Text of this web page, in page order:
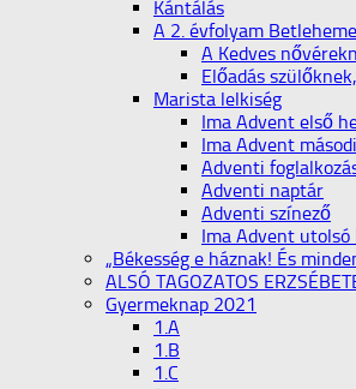
Kántálás
A 2. évfolyam
A Kedves
Előadás
Marista lelkiség
Ima Advent első
Ima Advent
Adventi
Adventi naptár
Adventi színező
Ima Advent utolsó
„Békesség e háznak! És
ALSÓ TAGOZATOS
Gyermeknap 2021
1.A
1.B
1.C